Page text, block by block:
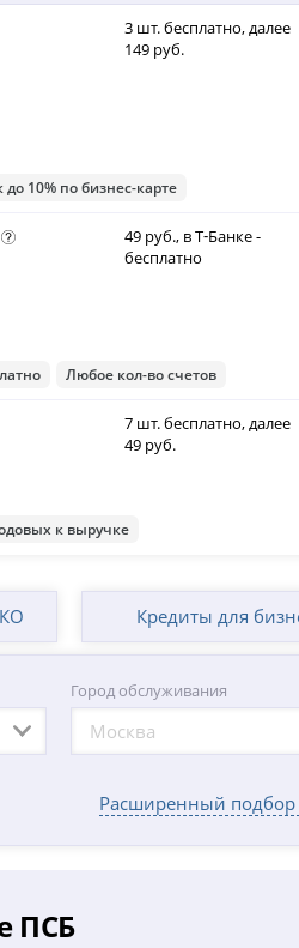
3 шт. бесплатно, далее
149 руб.
10% по бизнес-карте
49 руб., в Т‑Банке -
бесплатно
Любое кол-во счетов
7 шт. бесплатно, далее
49 руб.
к выручке
Кредиты для
Город обслуживания
Расширенный
ПСБ